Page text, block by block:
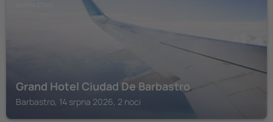
Grand Hotel Ciudad De Barbastro
Barbastro, 14 srpna 2026, 2 noci